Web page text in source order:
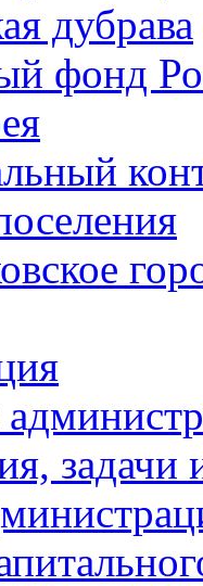
дубрава
фонд
задачи